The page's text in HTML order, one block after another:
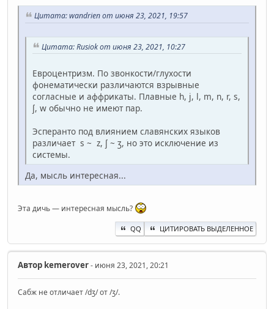
Цитата: wandrien от июня 23, 2021, 19:57
Цитата: Rusiok от июня 23, 2021, 10:27
Евроцентризм. По звонкости/глухости
фонематически различаются взрывные
согласные и аффрикаты. Плавные h, j, l, m, n, r, s,
ʃ, w обычно не имеют пар.
Эсперанто под влиянием славянских языков
различает s ~ z, ʃ ~ ʒ, но это исключение из
системы.
Да, мысль интересная...
Эта дичь — интересная мысль?
QQ ЦИТИРОВАТЬ ВЫДЕЛЕННОЕ
Автор kemerover- июня 23, 2021, 20:21
Сабж не отличает /dʒ/ от /ʒ/.